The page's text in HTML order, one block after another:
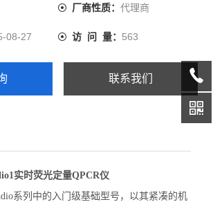
PCR
定量PCR
PCR
荧光定量PCR
厂商性质： 代理商
08-27 访 问 量： 563
联系我们
实时荧光定量QPCR仪
系列中的入门级基础型号，以其紧凑的机